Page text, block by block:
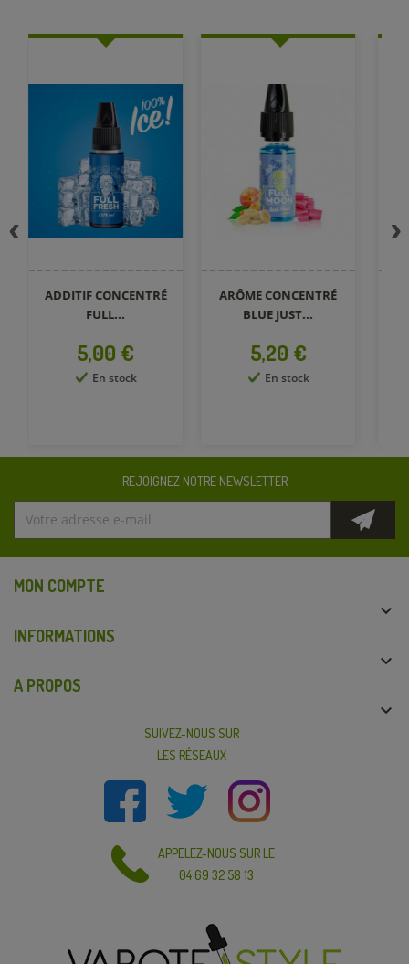
ADDITIF CONCENTRÉ
FULL...
Prix
5,00 €
En stock
ARÔME CONCENTRÉ
BLUE JUST...
Prix
5,20 €
En stock
REJOIGNEZ NOTRE NEWSLETTER
MON COMPTE

INFORMATIONS

A PROPOS

SUIVEZ-NOUS SUR
LES RÉSEAUX
APPELEZ-NOUS SUR LE
04 69 32 58 13